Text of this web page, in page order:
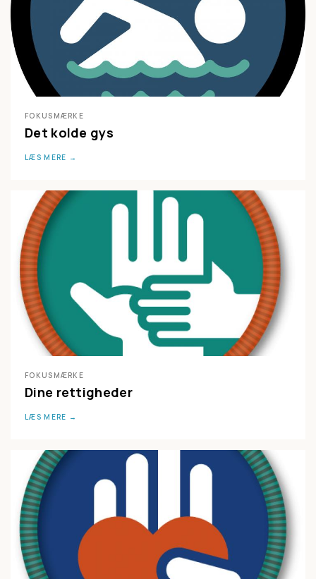
FOKUSMÆRKE
Det kolde gys
LÆS MERE
FOKUSMÆRKE
Dine rettigheder
LÆS MERE